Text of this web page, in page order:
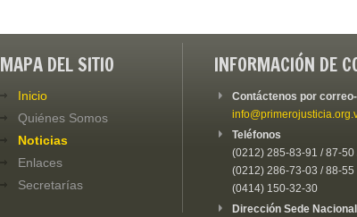
MAPA DEL SITIO
Inicio
Quiénes Somos
Noticias
Enlaces
Secretarías
INFORMACIÓN DE
Contáctenos por
Teléfonos
(0212) 285-83-91 / 87-50
(0212) 286-73-03 / 88-55
(0414) 150-32-30
Dirección Sede